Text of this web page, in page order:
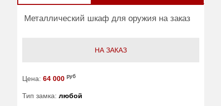
Металлический шкаф для оружия на заказ
НА ЗАКАЗ
Цена: 64 000 руб
Тип замка: любой